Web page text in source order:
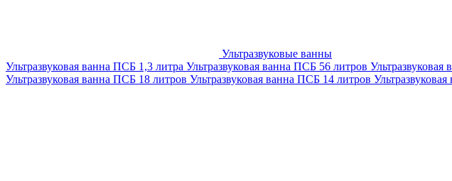
Ультразвуковые ванны
Ультразвуковая ванна ПСБ 1,3 литра Ультразвуковая ванна ПСБ 56 литров
Ультразвуковая ванна ПСБ 18 литров Ультразвуковая ванна ПСБ 14 литров